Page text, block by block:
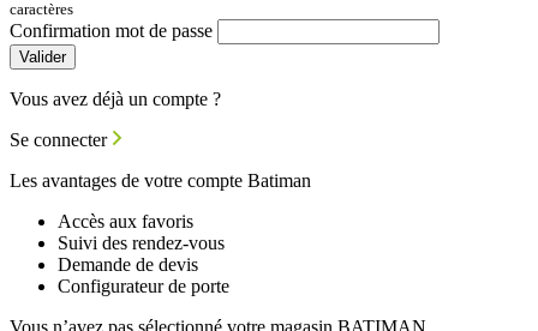
caractères
Confirmation mot de passe
Valider
Vous avez déjà un compte ?
Se connecter
Les avantages de votre compte Batiman
Accès aux favoris
Suivi des rendez-vous
Demande de devis
Configurateur de porte